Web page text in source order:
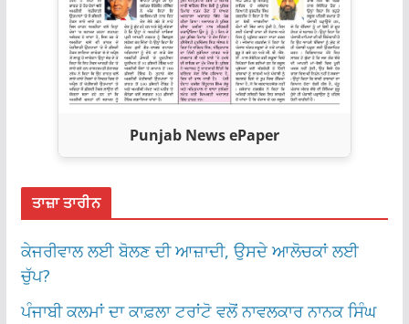
Punjab News ePaper
ਤਾਜ਼ਾ ਤਾਰੀਨ
ਕੇਜਰੀਵਾਲ ਲਈ ਬੋਲਣ ਦੀ ਆਜ਼ਾਦੀ, ਉਸਦੇ ਆਲੋਚਕਾਂ ਲਈ
ਚੁੱਪ?
ਪੰਜਾਬੀ ਕਲਮਾਂ ਦਾ ਕਾਫ਼ਲਾ ਟਰਾਂਟੋ ਵਲੋਂ ਨਾਵਲਕਾਰ ਨਾਨਕ ਸਿੰਘ